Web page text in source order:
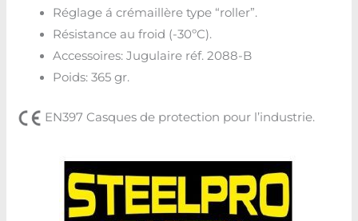
Réglage á crémaillère type “roller”.
Résistance au froid (-30ºC).
Accessoires: Jugulaire réf. 2088-B
Poids: 365 gr.
EN397 Casques de protection pour l’industrie.